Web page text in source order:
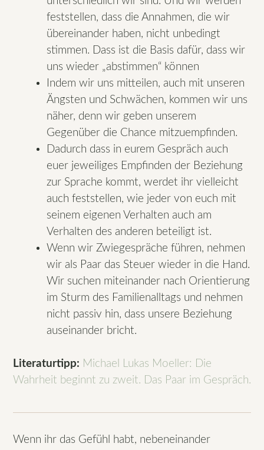
feststellen, dass die Annahmen, die wir
übereinander haben, nicht unbedingt
stimmen. Dass ist die Basis dafür, dass wir
uns wieder „abstimmen“ können
Indem wir uns mitteilen, auch mit unseren
Ängsten und Schwächen, kommen wir uns
näher, denn wir geben unserem
Gegenüber die Chance mitzuempfinden.
Dadurch dass in eurem Gespräch auch
euer jeweiliges Empfinden der Beziehung
zur Sprache kommt, werdet ihr vielleicht
auch feststellen, wie jeder von euch mit
seinem eigenen Verhalten auch am
Verhalten des anderen beteiligt ist.
Wenn wir Zwiegespräche führen, nehmen
wir als Paar das Steuer wieder in die Hand.
Wir suchen miteinander nach Orientierung
im Sturm des Familienalltags und nehmen
nicht passiv hin, dass unsere Beziehung
auseinander bricht.
Literaturtipp: Michael Lukas Moeller: Die
Wahrheit beginnt zu zweit. Das Paar im Gespräch.
Wenn ihr das Gefühl habt, nebeneinander